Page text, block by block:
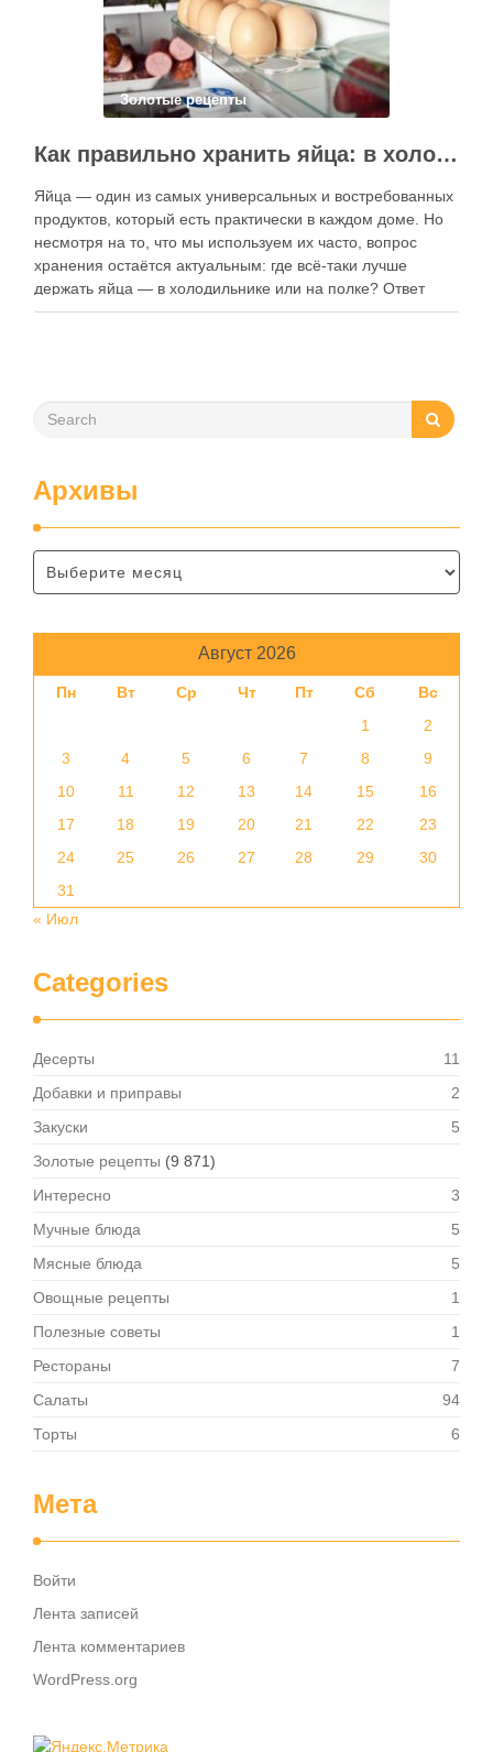
Золотые рецепты
Как правильно хранить яйца: в холодильнике или на полке?
Яйца — один из самых универсальных и востребованных
продуктов, который есть практически в каждом доме. Но
несмотря на то, что мы используем их часто, вопрос
хранения остаётся актуальным: где всё-таки лучше
держать яйца — в холодильнике или на полке? Ответ
зависит от нескольких факторов, включая температуру
Архивы
Август 2026
Пн Вт Ср Чт Пт Сб
Вс
1
2
3
4 5 6 7 8
9
10
11 12 13 14 15
16
17
18 19 20 21 22
23
24
25 26 27 28 29
30
31
« Июл
Categories
Десерты
11
Добавки и приправы
2
Закуски
5
Золотые рецепты (9 871)
Интересно
3
Мучные блюда
5
Мясные блюда
5
Овощные рецепты
1
Полезные советы
1
Рестораны
7
Салаты
94
Торты
6
Мета
Войти
Лента записей
Лента комментариев
WordPress.org